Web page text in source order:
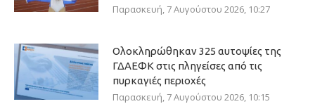
Παρασκευή, 7 Αυγούστου 2026, 10:27
Ολοκληρώθηκαν 325 αυτοψίες της
ΓΔΑΕΦΚ στις πληγείσες από τις
πυρκαγιές περιοχές
Παρασκευή, 7 Αυγούστου 2026, 10:15